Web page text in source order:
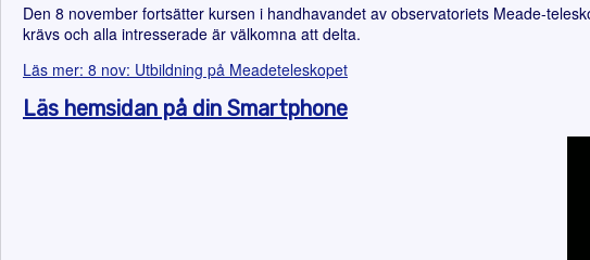
Den 8 november fortsätter kursen i handhavandet av observatoriets Meade-
krävs och alla intresserade är välkomna att delta.
Läs mer: 8 nov: Utbildning på Meadeteleskopet
Läs hemsidan på din Smartphone